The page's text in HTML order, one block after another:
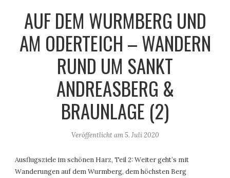
AUF DEM WURMBERG UND
AM ODERTEICH – WANDERN
RUND UM SANKT
ANDREASBERG &
BRAUNLAGE (2)
Veröffentlicht am5. Juli 2020
Ausflugsziele im schönen Harz, Teil 2: Weiter geht’s mit
Wanderungen auf dem Wurmberg, dem höchsten Berg